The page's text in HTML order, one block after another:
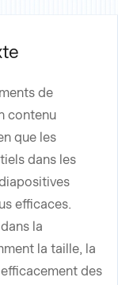
de
contenu
que les
dans les
efficaces.
la
la taille, la
des